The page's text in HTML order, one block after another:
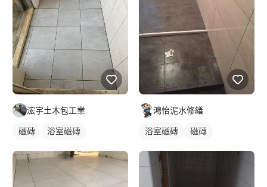
浤宇土木包工業
磁磚 浴室磁磚
鴻怡泥水修繕
浴室磁磚 磁磚